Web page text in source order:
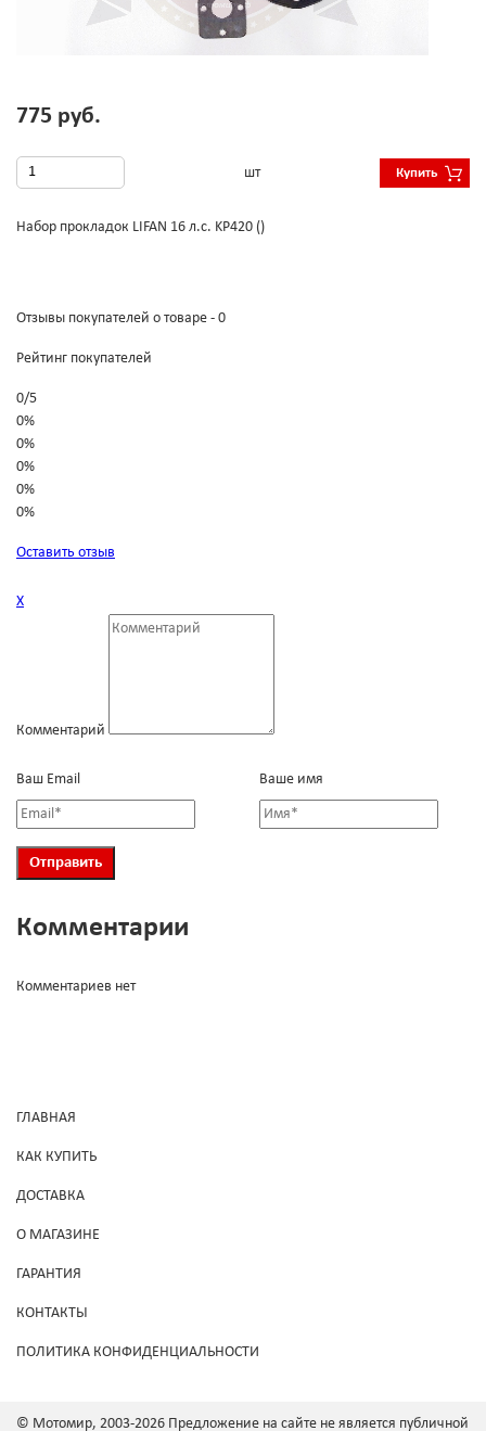
775 руб.
шт Купить
Набор прокладок LIFAN 16 л.с. KP420 ()
Отзывы покупателей о товаре - 0
Рейтинг покупателей
0/5
0%
0%
0%
0%
0%
Оставить отзыв
Х
Комментарий
Ваш Email Ваше имя
Комментарии
Комментариев нет
ГЛАВНАЯ
КАК КУПИТЬ
ДОСТАВКА
О МАГАЗИНЕ
ГАРАНТИЯ
КОНТАКТЫ
ПОЛИТИКА КОНФИДЕНЦИАЛЬНОСТИ
© Мотомир, 2003-2026 Предложение на сайте не является публичной